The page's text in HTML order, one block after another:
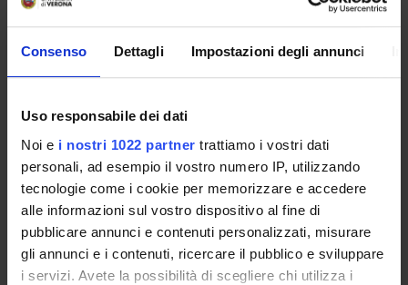
Consenso Dettagli Impostazioni degli annunci
Uso responsabile dei dati
Noi e i nostri 1022 partner trattiamo i vostri dati
personali, ad esempio il vostro numero IP, utilizzando
tecnologie come i cookie per memorizzare e accedere
alle informazioni sul vostro dispositivo al fine di
pubblicare annunci e contenuti personalizzati, misurare
gli annunci e i contenuti, ricercare il pubblico e sviluppare
i servizi. Avete la possibilità di scegliere chi utilizza i
Stefano Capaldi
Associate Professor
Ugo Luigi Monaco
Massimiliano Perduca
COLLABORATORI ESTERNI
Maria Elena Carrizo
Cordoba (Argentina) Biochimica Borsista Post Doc